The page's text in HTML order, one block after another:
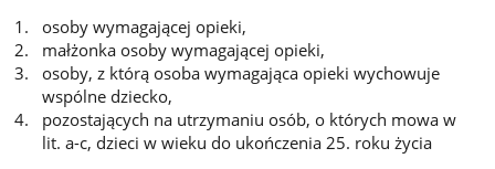
osoby wymagającej opieki,
małżonka osoby wymagającej opieki,
osoby, z którą osoba wymagająca opieki wychowuje
wspólne dziecko,
pozostających na utrzymaniu osób, o których mowa w
lit. a-c, dzieci w wieku do ukończenia 25. roku życia